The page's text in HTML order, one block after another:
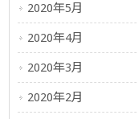
2020年5月
2020年4月
2020年3月
2020年2月